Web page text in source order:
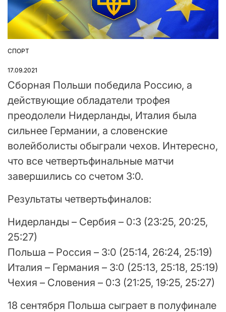
ОПУБЛІКУВАТИ
СПОРТ
17.09.2021
Сборная Польши победила Россию, а
действующие обладатели трофея
преодолели Нидерланды, Италия была
сильнее Германии, а словенские
волейболисты обыграли чехов. Интересно,
что все четвертьфинальные матчи
завершились со счетом 3:0.
Результаты четвертьфиналов:
Нидерланды – Сербия – 0:3 (23:25, 20:25,
25:27)
Польша – Россия – 3:0 (25:14, 26:24, 25:19)
Италия – Германия – 3:0 (25:13, 25:18, 25:19)
Чехия – Словения – 0:3 (21:25, 19:25, 25:27)
18 сентября Польша сыграет в полуфинале